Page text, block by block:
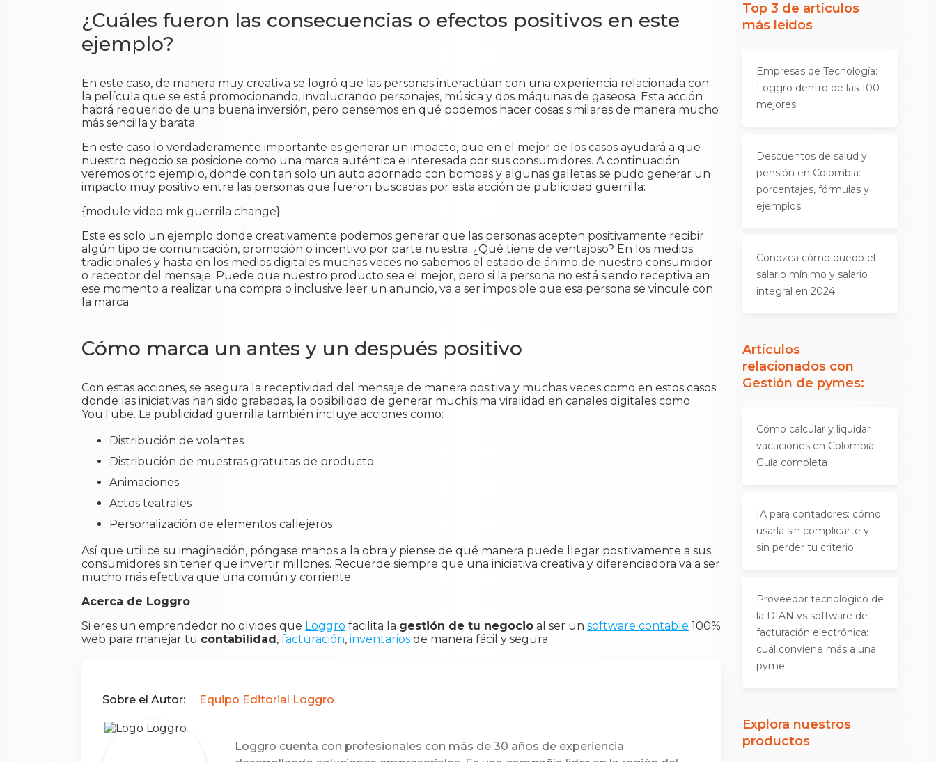
¿Cuáles fueron las consecuencias o efectos positivos en este
ejemplo?
En este caso, de manera muy creativa se logró que las personas interactúan con una experiencia relacionada con
la película que se está promocionando, involucrando personajes, música y dos máquinas de gaseosa. Esta acción
habrá requerido de una buena inversión, pero pensemos en qué podemos hacer cosas similares de manera mucho
más sencilla y barata.
En este caso lo verdaderamente importante es generar un impacto, que en el mejor de los casos ayudará a que
nuestro negocio se posicione como una marca auténtica e interesada por sus consumidores. A continuación
veremos otro ejemplo, donde con tan solo un auto adornado con bombas y algunas galletas se pudo generar un
impacto muy positivo entre las personas que fueron buscadas por esta acción de publicidad guerrilla:
{module video mk guerrila change}
Este es solo un ejemplo donde creativamente podemos generar que las personas acepten positivamente recibir
algún tipo de comunicación, promoción o incentivo por parte nuestra. ¿Qué tiene de ventajoso? En los medios
tradicionales y hasta en los medios digitales muchas veces no sabemos el estado de ánimo de nuestro consumidor
o receptor del mensaje. Puede que nuestro producto sea el mejor, pero si la persona no está siendo receptiva en
ese momento a realizar una compra o inclusive leer un anuncio, va a ser imposible que esa persona se vincule con
la marca.
Cómo marca un antes y un después positivo
Con estas acciones, se asegura la receptividad del mensaje de manera positiva y muchas veces como en estos casos
donde las iniciativas han sido grabadas, la posibilidad de generar muchísima viralidad en canales digitales como
YouTube. La publicidad guerrilla también incluye acciones como:
Distribución de volantes
Distribución de muestras gratuitas de producto
Animaciones
Actos teatrales
Personalización de elementos callejeros
Así que utilice su imaginación, póngase manos a la obra y piense de qué manera puede llegar positivamente a sus
consumidores sin tener que invertir millones. Recuerde siempre que una iniciativa creativa y diferenciadora va a ser
mucho más efectiva que una común y corriente.
Acerca de Loggro
Si eres un emprendedor no olvides que Loggro facilita la gestión de tu negocio al ser unsoftware contable 100%
web para manejar tu contabilidad,facturación,inventarios de manera fácil y segura.
Sobre el Autor: Equipo Editorial Loggro
Loggro cuenta con profesionales con más de 30 años de experiencia
Top 3 de artículos
más leidos
Empresas de Tecnología:
Loggro dentro de las 100
mejores
Descuentos de salud y
pensión en Colombia:
porcentajes, fórmulas y
ejemplos
Conozca cómo quedó el
salario mínimo y salario
integral en 2024
Artículos
relacionados con
Gestión de pymes:
Cómo calcular y liquidar
vacaciones en Colombia:
Guía completa
IA para contadores: cómo
usarla sin complicarte y
sin perder tu criterio
Proveedor tecnológico de
la DIAN vs software de
facturación electrónica:
cuál conviene más a una
pyme
Explora nuestros
productos